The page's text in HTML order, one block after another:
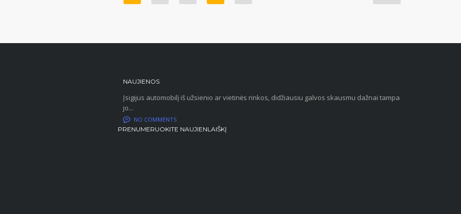
NAUJIENOS
Įsigijus automobilį iš užsienio ar vietinės rinkos, didžiausiu galvos skausmu dažnai tampa
jo...
NO COMMENTS
PRENUMERUOKITE NAUJIENLAIŠKĮ